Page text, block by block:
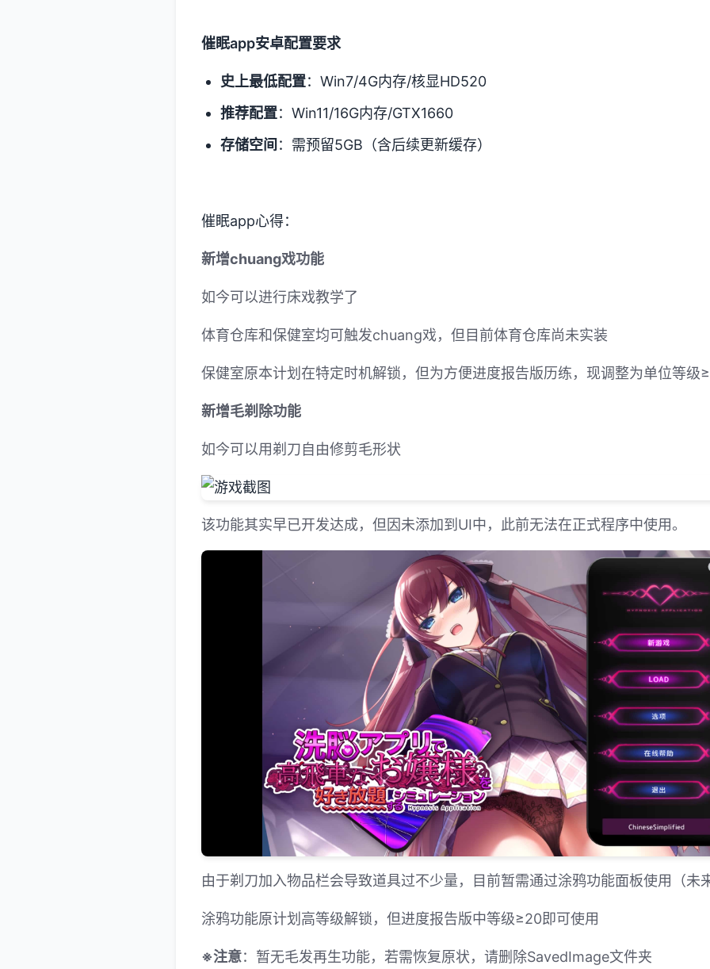
催眠app安卓配置要求
​史上最低配置​​：Win7/4G内存/核显HD520
​推荐配置​​：Win11/16G内存/GTX1660
​存储空间​ ​：需预留5GB（含后续更新缓存）
催眠app心得：
新增chuang戏功能
如今可以进行床戏教学了
体育仓库和保健室均可触发chuang戏，但目前体育仓库尚未实装
保健室原本计划在特定时机解锁，但为方便进度报告版历练，现调整为单位等级
新增毛剃除功能
如今可以用剃刀自由修剪毛形状
该功能其实早已开发达成，但因未添加到UI中，此前无法在正式程序中使用。
由于剃刀加入物品栏会导致道具过不少量，目前暂需通过涂鸦功能面板使用（未
涂鸦功能原计划高等级解锁，但进度报告版中等级≥20即可使用
※注意：暂无毛发再生功能，若需恢复原状，请删除SavedImage文件夹